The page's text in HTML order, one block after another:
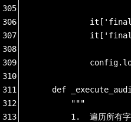
def
        """
1.  遍历所有
305
306
307
308
309
310
311
312
313